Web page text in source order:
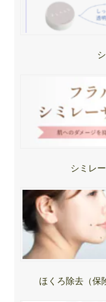
シミレ
ほくろ除去（保